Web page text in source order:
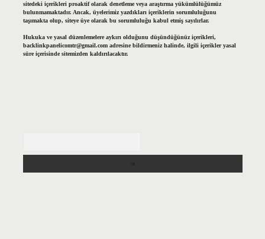
sitedeki içerikleri proaktif olarak denetleme veya araştırma yükümlülüğümüz
bulunmamaktadır. Ancak, üyelerimiz yazdıkları içeriklerin sorumluluğunu
taşımakta olup, siteye üye olarak bu sorumluluğu kabul etmiş sayılırlar.
Hukuka ve yasal düzenlemelere aykırı olduğunu düşündüğünüz içerikleri,
backlinkpanelicomtr@gmail.comadresine bildirmeniz halinde, ilgili içerikler yasal
süre içerisinde sitemizden kaldırılacaktır.